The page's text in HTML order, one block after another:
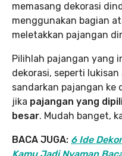
memasang dekorasi
menggunakan bagian
meletakkan pajangan
Pilihlah pajangan yang
dekorasi, seperti
sandarkan pajangan ke
jika pajangan yang
besar. Mudah banget,
BACA JUGA: 6 Ide